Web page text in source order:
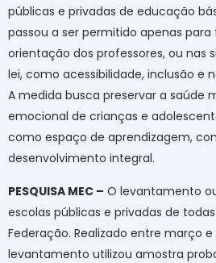
públicas e privadas de educação
passou a ser permitido apenas para
orientação dos professores, ou nas
lei, como acessibilidade, inclusão e
A medida busca preservar a saúde
emocional de crianças e
como espaço de aprendizagem,
desenvolvimento integral.
PESQUISA MEC – O levantamento
escolas públicas e privadas de
Federação. Realizado entre março e
levantamento utilizou amostra